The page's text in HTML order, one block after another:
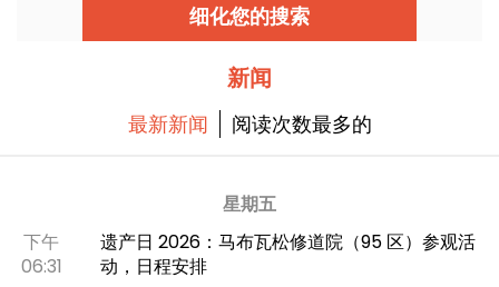
细化您的搜索
新闻
最新新闻 阅读次数最多的
星期五
下午
06:31
遗产日 2026：马布瓦松修道院（95 区）参观活
动，日程安排